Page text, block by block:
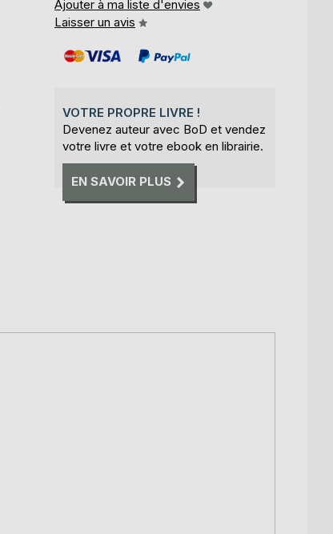
Ajouter à ma liste d'envies
Laisser un avis
VOTRE PROPRE LIVRE !
Devenez auteur avec BoD et vendez
votre livre et votre ebook en librairie.
EN SAVOIR PLUS